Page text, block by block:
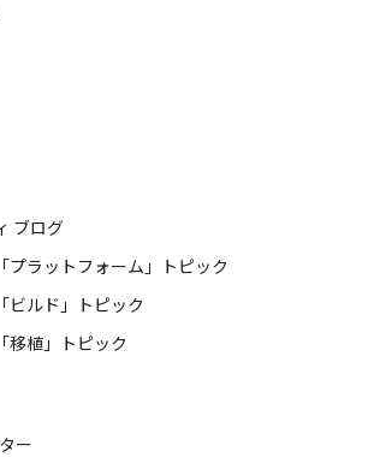
ブログ
プラットフォーム」トピック
ビルド」トピック
移植」トピック
ー